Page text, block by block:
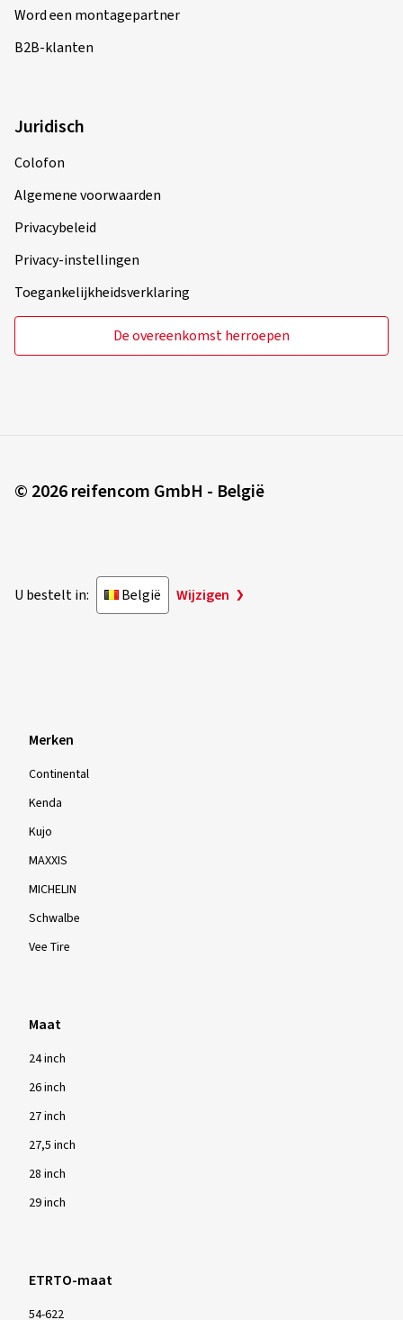
Word een montagepartner
B2B-klanten
Juridisch
Colofon
Algemene voorwaarden
Privacybeleid
Privacy-instellingen
Toegankelijkheidsverklaring
De overeenkomst herroepen
© 2026 reifencom GmbH - België
U bestelt in: België Wijzigen
Merken
Continental
Kenda
Kujo
MAXXIS
MICHELIN
Schwalbe
Vee Tire
Maat
24 inch
26 inch
27 inch
27,5 inch
28 inch
29 inch
ETRTO-maat
54-622